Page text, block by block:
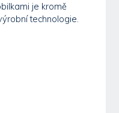
je kromě
technologie.